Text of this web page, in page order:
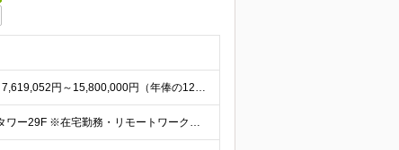
＜予定年収＞1,000万円～2,000万円 年俸制（基本給）：7,619,052円～15,800,000円（年俸の12分の1を支給） ※固定残業手当/月：198,413円～766,666円（固定残業
＜本社勤務＞ 東京都中央区日本橋2丁目7−1 東京日本橋タワー29F ※在宅勤務・リモートワーク：相談可（週2日リモート） 変更の範囲：会社の定める事業所（リモートワーク含む）